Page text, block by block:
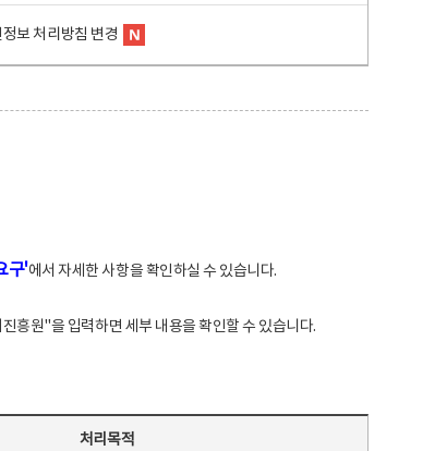
정보 처리방침 변경
구'에서 자세한 사항을 확인하실 수 있습니다.
흥원"을 입력하면 세부 내용을 확인할 수 있습니다.
처리목적